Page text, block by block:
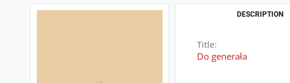
DESCRIPTION
Title:
Do generała